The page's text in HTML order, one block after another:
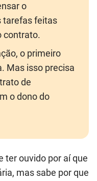
o
tarefas feitas
contrato.
o primeiro
Mas isso precisa
de
o dono do
ter ouvido por aí que
mas sabe por que